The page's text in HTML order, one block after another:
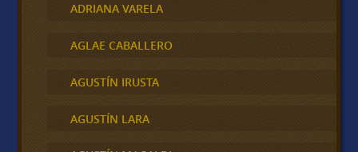
ADRIANA VARELA
AGLAE CABALLERO
AGUSTÍN IRUSTA
AGUSTÍN LARA